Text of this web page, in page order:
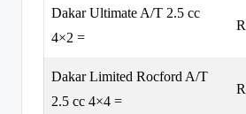
Dakar Ultimate A/T 2.5 cc
4×2 =
Dakar Limited Rocford A/T
2.5 cc 4×4 =